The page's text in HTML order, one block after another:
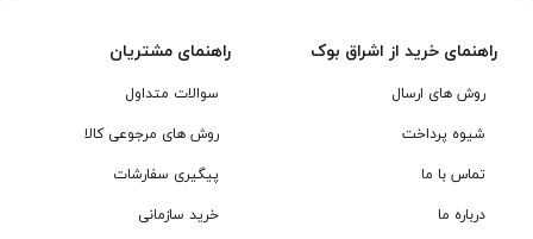
راهنمای خرید از اشراق بوک
روش های ارسال
شیوه پرداخت
تماس با ما
درباره ما
راهنمای مشتریان
سوالات متداول
روش های مرجوعی کالا
پیگیری سفارشات
خرید سازمانی